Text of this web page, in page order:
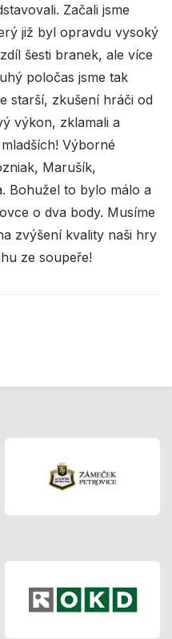
Začali jsme
již byl opravdu vysoký
šesti branek, ale více
poločas jsme tak
starší, zkušení hráči od
výkon, zklamali a
Výborné
Marušík,
Bohužel to bylo málo a
o dva body. Musíme
zvýšení kvality naši hry
ze soupeře!